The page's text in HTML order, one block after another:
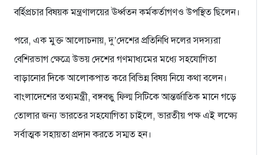
বর্হিপ্রচার বিষয়ক মন্ত্রণালয়ের ঊর্ধ্বতন কর্মকর্তাগণও উপস্থিত ছিলেন।
পরে, এক মুক্ত আলোচনায়, দু’দেশের প্রতিনিধি দলের সদস্যরা
বেশিরভাগ ক্ষেত্রে উভয় দেশের গণমাধ্যমের মধ্যে সহযোগিতা
বাড়ানোর দিকে আলোকপাত করে বিভিন্ন বিষয় নিয়ে কথা বলেন।
বাংলাদেশের তথ্যমন্ত্রী, বঙ্গবন্ধু ফিল্ম সিটিকে আন্তর্জাতিক মানে গড়ে
তোলার জন্য ভারতের সহযোগিতা চাইলে, ভারতীয় পক্ষ এই লক্ষ্যে
সর্বাত্মক সহায়তা প্রদান করতে সম্মত হন।